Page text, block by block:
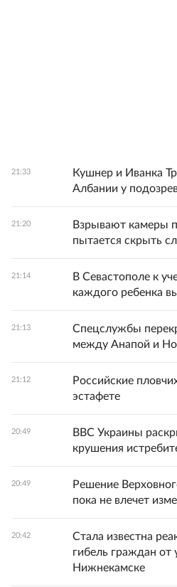
21:33
Кушнер и Иванка
Албании у
21:20
Взрывают камеры
пытается скрыть
21:14
В Севастополе к
каждого ребенка
21:13
Спецслужбы
между Анапой и
21:12
Российские
эстафете
20:49
ВВС Украины
крушения
20:49
Решение
пока не влечет
20:42
Стала известна
гибель граждан от
Нижнекамске